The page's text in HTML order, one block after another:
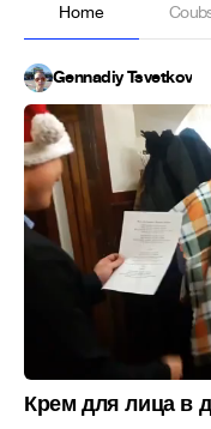
Home
Gennadiy Tsvetkov
Крем для лица в